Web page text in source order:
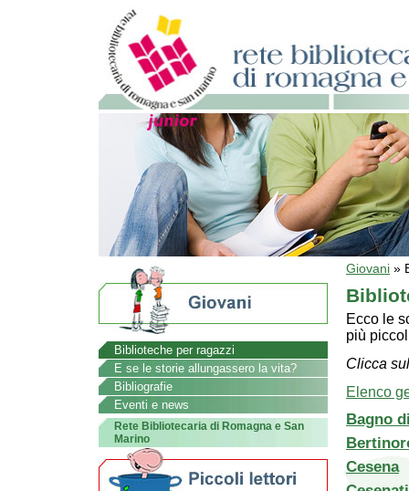
Giovani »
Ecco le
più
Clicca
Elenco
Bagno
Cesena
Biblioteche per ragazzi
E se le storie allungassero la vita?
Bibliografie
Eventi e news
Rete Bibliotecaria di Romagna e San
Marino